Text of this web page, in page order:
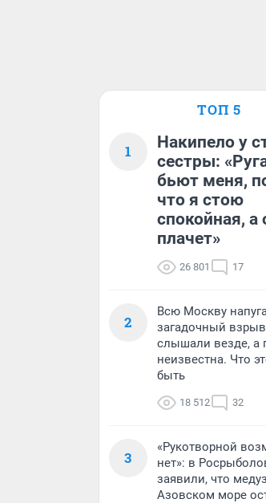
ТОП 5
1
Накипело у
сестры:
бьют меня,
что я стою
спокойная, а
плачет»
26 801 17
2
Всю Москву
загадочный
слышали везде, а
неизвестна. Что
быть
18 512 32
3
«Рукотворной
нет»: в
заявили, что
Азовском море